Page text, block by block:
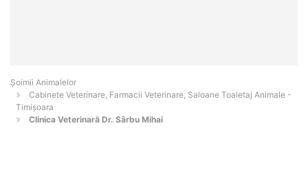
Şoimii Animalelor
Cabinete Veterinare, Farmacii Veterinare, Saloane Toaletaj Animale -
Timişoara
Clinica Veterinară Dr. Sârbu Mihai